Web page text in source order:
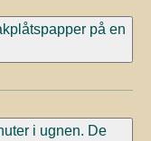
på en
i ugnen. De